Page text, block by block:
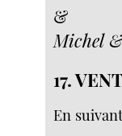
&
Michel
17.
En